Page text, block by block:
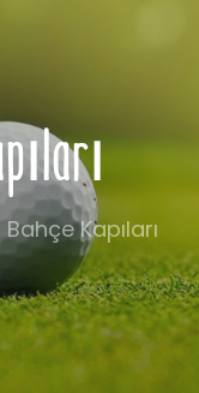
Kapıları